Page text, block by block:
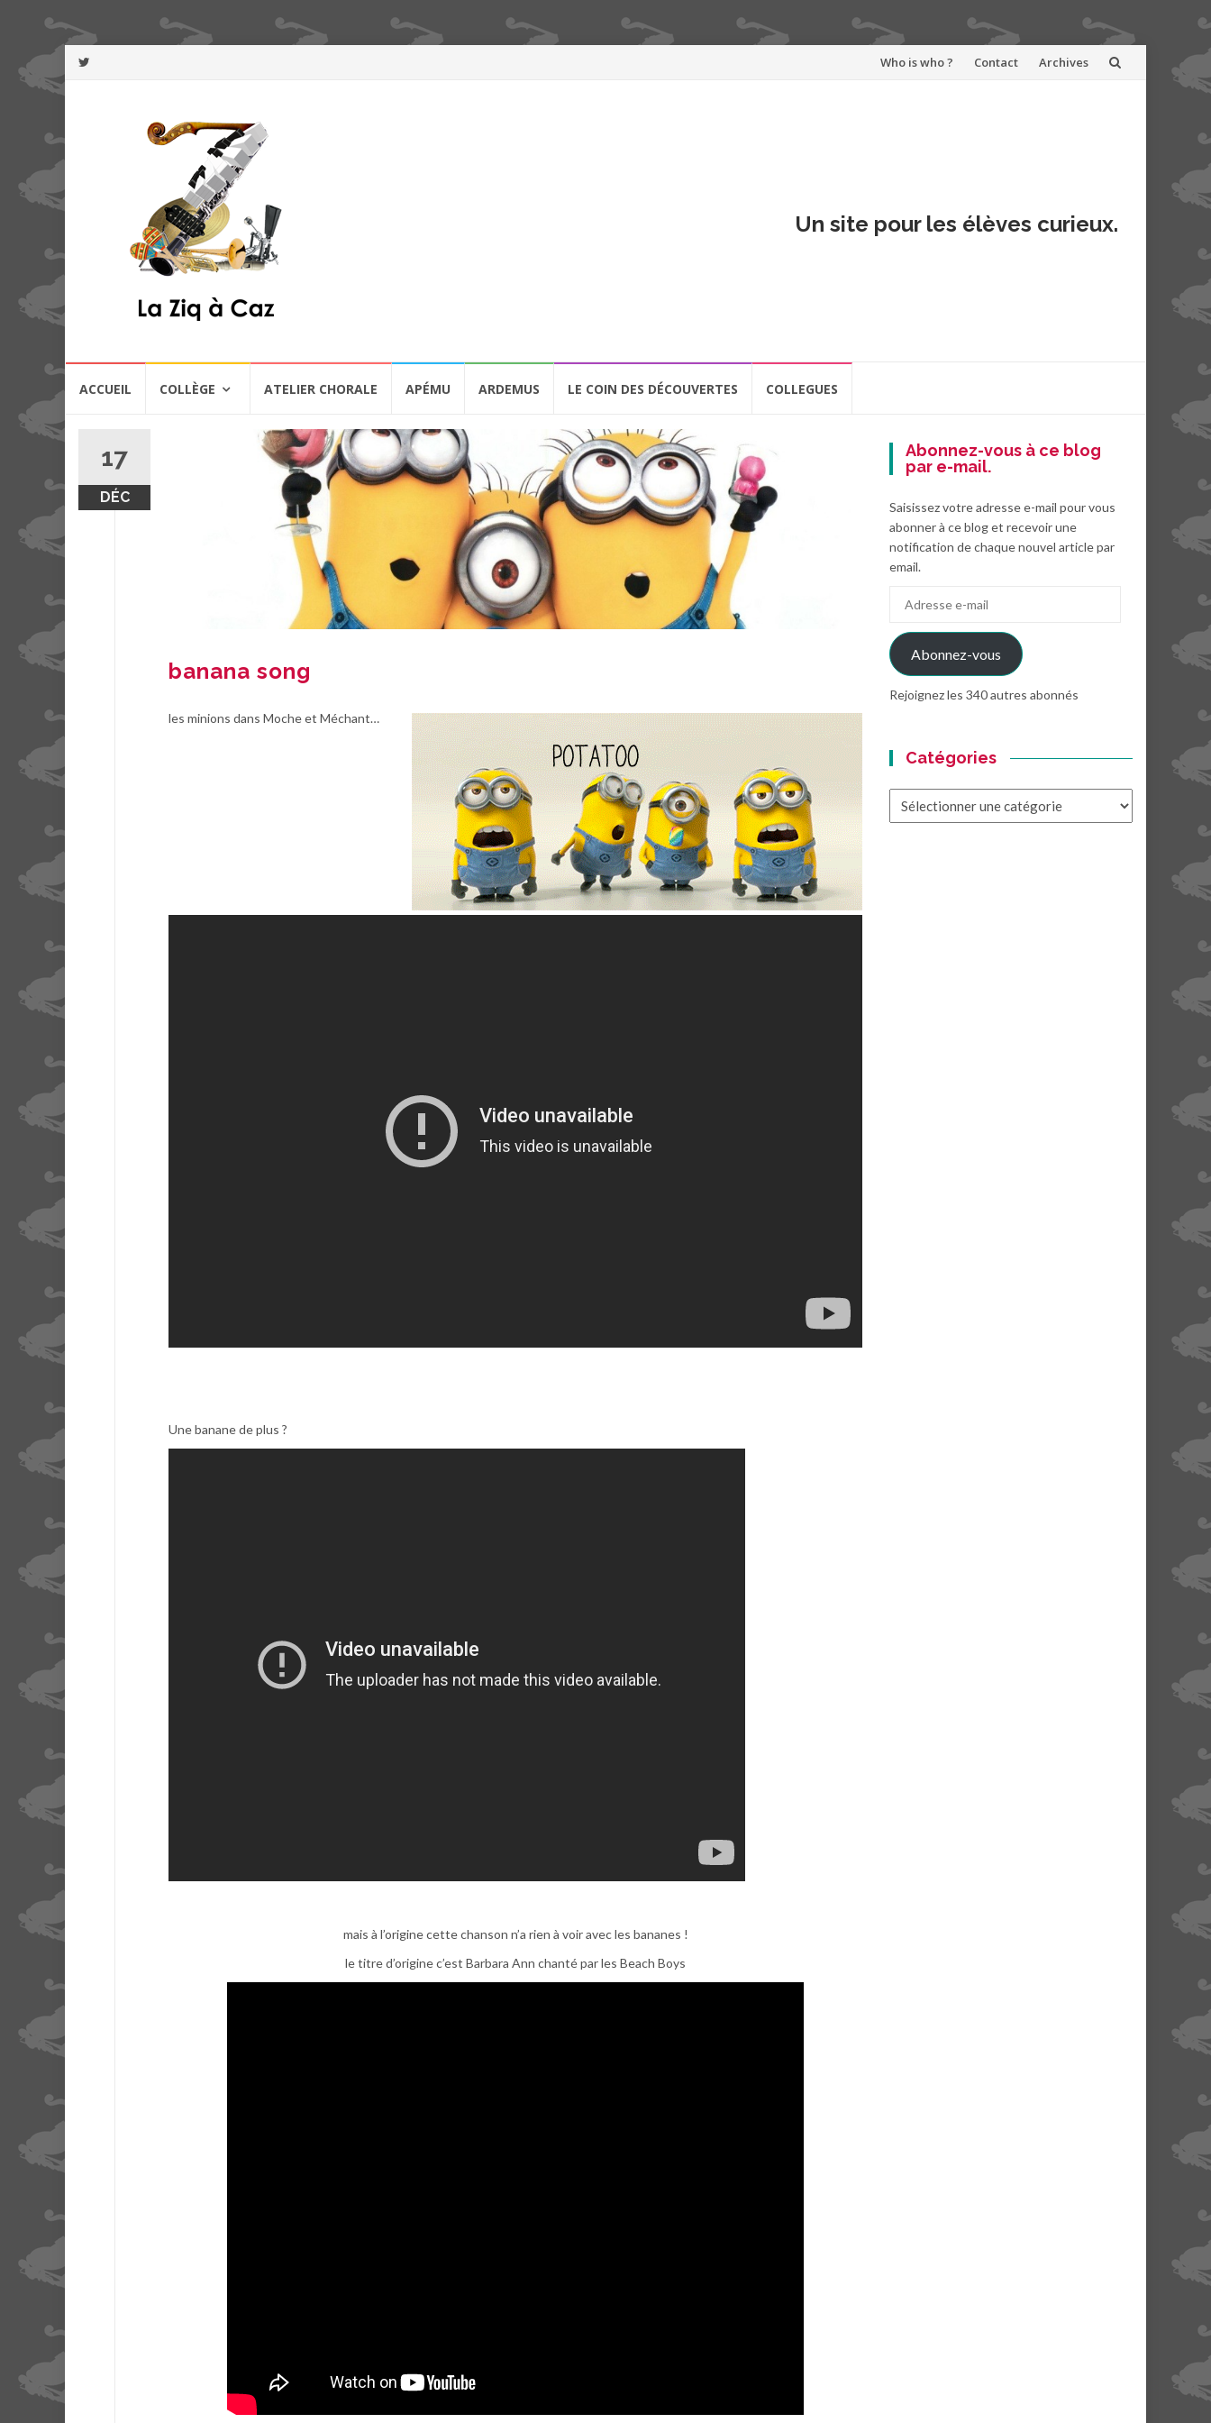
Aller
Who is who ? Contact Archives
Un site pour les élèves curieux.
ACCUEIL COLLÈGE ATELIER CHORALE APÉMU ARDEMUS LE COIN DES DÉCOUVERTES COLLEGUES
17
DÉC
banana song
les minions dans Moche et Méchant…
Une banane de plus ?
mais à l’origine cette chanson n’a rien à voir avec les bananes !
le titre d’origine c’est Barbara Ann chanté par les Beach Boys
Abonnez-vous à ce blog
par e-mail.
Saisissez votre adresse e-mail pour vous
abonner à ce blog et recevoir une
notification de chaque nouvel article par
email.
mail
Abonnez-vous
Rejoignez les 340 autres abonnés
Catégories